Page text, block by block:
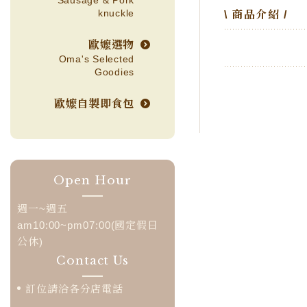
knuckle
歐嬤選物
Oma's Selected
Goodies
歐嬤自製即食包
Open Hour
週一~週五
am10:00~pm07:00(國定假日
公休)
Contact Us
訂位請洽各分店電話
\ 商品介紹 /